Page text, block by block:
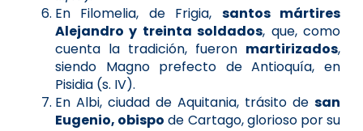
En Filomelia, de Frigia, santos mártires
Alejandro y treinta soldados, que, como
cuenta la tradición, fueron martirizados,
siendo Magno prefecto de Antioquía, en
Pisidia (s. IV).
En Albi, ciudad de Aquitania, trásito de san
Eugenio, obispo de Cartago, glorioso por su